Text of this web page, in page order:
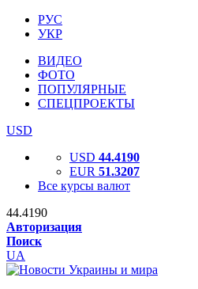
РУС
УКР
ВИДЕО
ФОТО
ПОПУЛЯРНЫЕ
СПЕЦПРОЕКТЫ
USD
USD 44.4190
EUR 51.3207
Все курсы валют
44.4190
Авторизация
Поиск
UA